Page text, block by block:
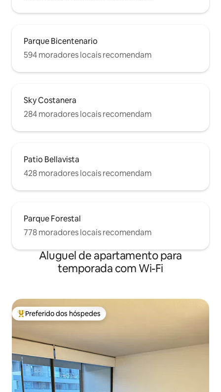
Parque Bicentenario
594 moradores locais recomendam
Sky Costanera
284 moradores locais recomendam
Patio Bellavista
428 moradores locais recomendam
Parque Forestal
778 moradores locais recomendam
Aluguel de apartamento para
temporada com Wi-Fi
Entre os melhores preferidos dos hóspedes
Preferido dos hóspedes